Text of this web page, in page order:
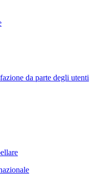
da parte degli utenti